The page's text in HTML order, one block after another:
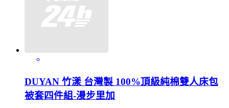
DUYAN 竹漾 台灣製 100%頂級純棉雙人床包
被套四件組-漫步里加